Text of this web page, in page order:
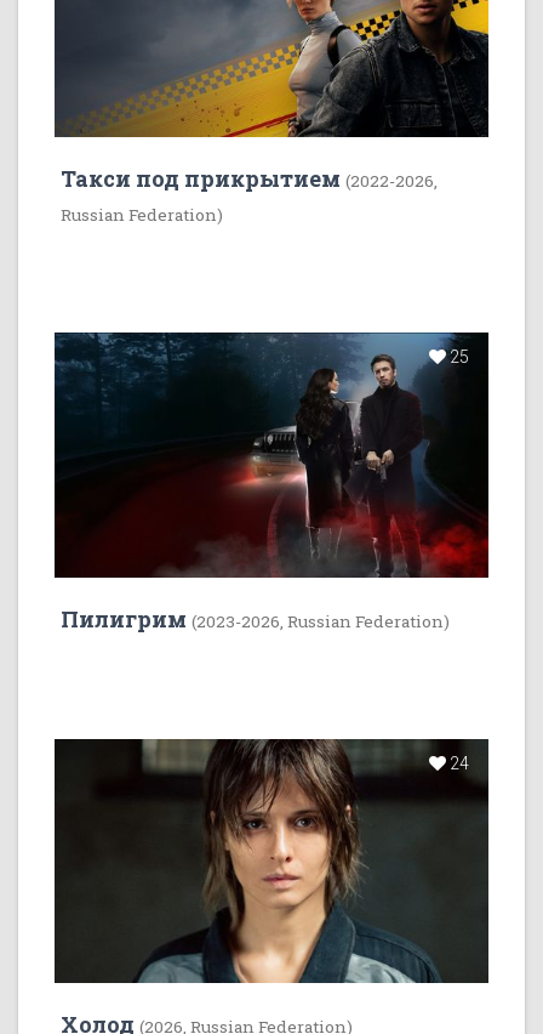
Такси под прикрытием (2022-2026,
Russian Federation)
25
Пилигрим (2023-2026, Russian Federation)
24
Холод (2026, Russian Federation)